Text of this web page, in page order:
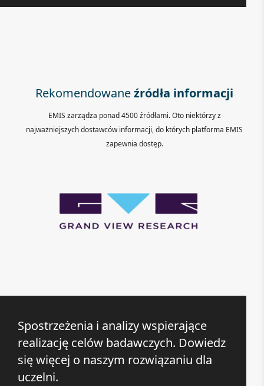
Rekomendowaneźródła informacji
EMIS zarządza ponad 4500 źródłami. Oto niektórzy z
najważniejszych dostawców informacji, do których platforma EMIS
zapewnia dostęp.
Spostrzeżenia i analizy wspierające
realizację celów badawczych. Dowiedz
się więcej o naszym rozwiązaniu dla
uczelni.